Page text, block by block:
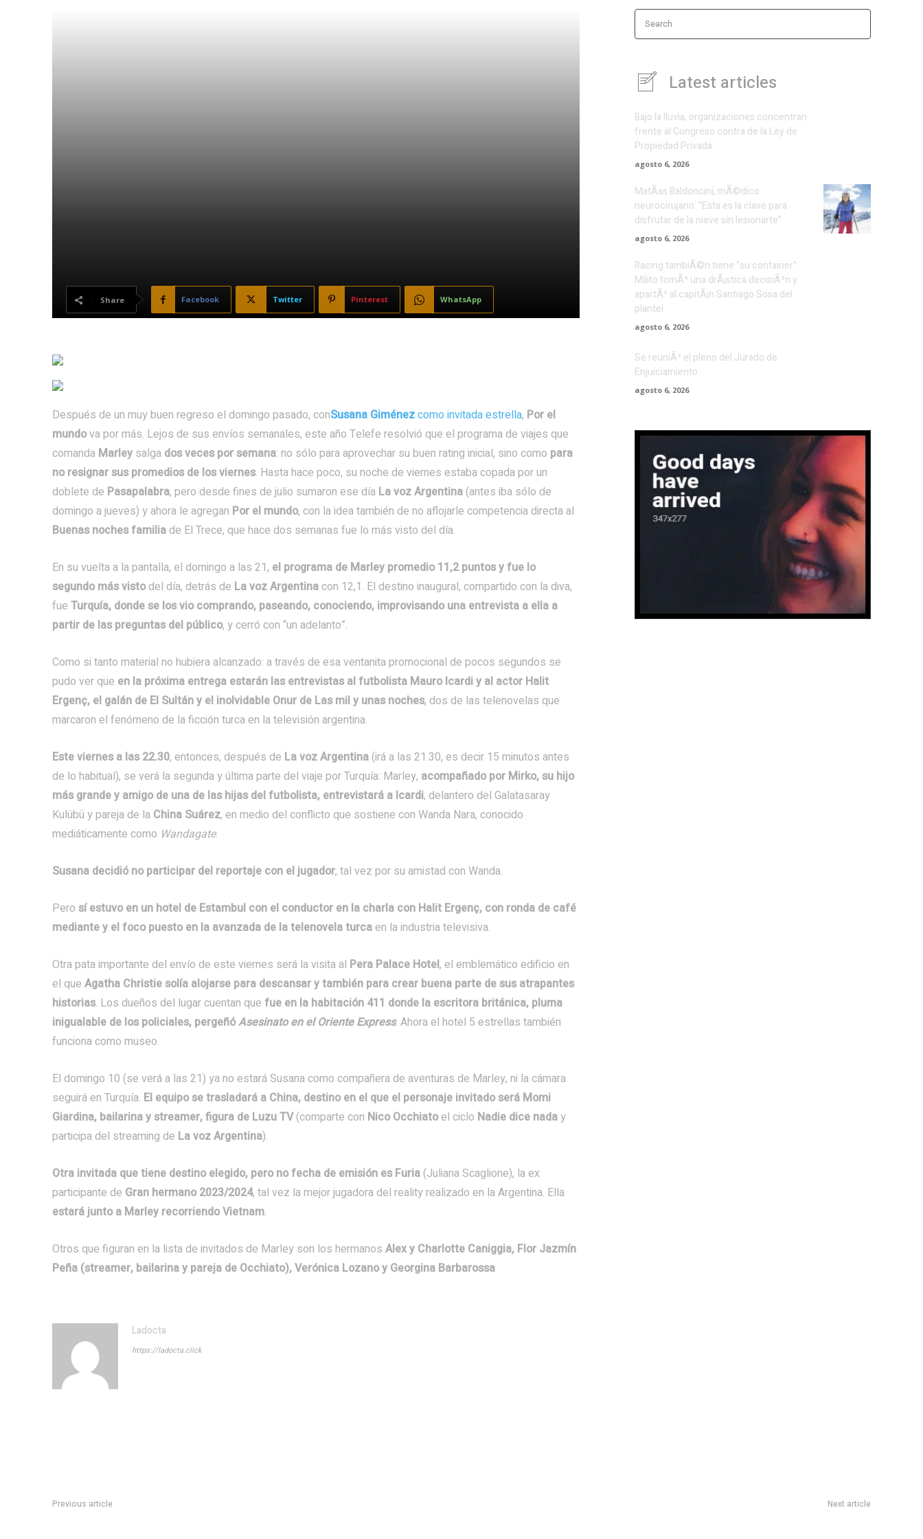
Share Facebook Twitter Pinterest WhatsApp
Después de un muy buen regreso el domingo pasado, conSusana Giménezcomo invitada estrella, Por el
mundova por más. Lejos de sus envíos semanales, este año Telefe resolvió que el programa de viajes que
comanda Marley salga dos veces por semana: no sólo para aprovechar su buen rating inicial, sino como para
no resignar sus promedios de los viernes. Hasta hace poco, su noche de viernes estaba copada por un
doblete de Pasapalabra, pero desde fines de julio sumaron ese día La voz Argentina(antes iba sólo de
domingo a jueves) y ahora le agregan Por el mundo, con la idea también de no aflojarle competencia directa al
Buenas noches familiade El Trece, que hace dos semanas fue lo más visto del día.
En su vuelta a la pantalla, el domingo a las 21, el programa de Marley promedio 11,2 puntos y fue lo
segundo más vistodel día, detrás de La voz Argentinacon 12,1. El destino inaugural, compartido con la diva,
fue Turquía, donde se los vio comprando, paseando, conociendo, improvisando una entrevista a ella a
partir de las preguntas del público, y cerró con “un adelanto”.
Como si tanto material no hubiera alcanzado: a través de esa ventanita promocional de pocos segundos se
pudo ver que en la próxima entrega estarán las entrevistas al futbolista Mauro Icardi y al actor Halit
Ergenç, el galán de El Sultán y el inolvidable Onur de Las mil y unas noches, dos de las telenovelas que
marcaron el fenómeno de la ficción turca en la televisión argentina.
Este viernes a las 22.30, entonces, después de La voz Argentina(irá a las 21.30, es decir 15 minutos antes
de lo habitual), se verá la segunda y última parte del viaje por Turquía: Marley, acompañado por Mirko, su hijo
más grande y amigo de una de las hijas del futbolista, entrevistará a Icardi, delantero del Galatasaray
Kulübü y pareja de la China Suárez, en medio del conflicto que sostiene con Wanda Nara, conocido
mediáticamente como Wandagate.
Susana decidió no participar del reportaje con el jugador, tal vez por su amistad con Wanda.
Pero sí estuvo en un hotel de Estambul con el conductor en la charla con Halit Ergenç, con ronda de café
mediante y el foco puesto en la avanzada de la telenovela turcaen la industria televisiva.
Otra pata importante del envío de este viernes será la visita al Pera Palace Hotel, el emblemático edificio en
el que Agatha Christie solía alojarse para descansar y también para crear buena parte de sus atrapantes
historias. Los dueños del lugar cuentan que fue en la habitación 411 donde la escritora británica, pluma
inigualable de los policiales, pergeñóAsesinato en el Oriente Express. Ahora el hotel 5 estrellas también
funciona como museo.
El domingo 10 (se verá a las 21) ya no estará Susana como compañera de aventuras de Marley, ni la cámara
seguirá en Turquía. El equipo se trasladará a China, destino en el que el personaje invitado será Momi
Giardina, bailarina y streamer, figura de Luzu TV(comparte con Nico Occhiatoel ciclo Nadie dice naday
participa del streaming de La voz Argentina).
Otra invitada que tiene destino elegido, pero no fecha de emisión es Furia(Juliana Scaglione), la ex
participante de Gran hermano 2023/2024, tal vez la mejor jugadora del reality realizado en la Argentina. Ella
estará junto a Marley recorriendo Vietnam.
Otros que figuran en la lista de invitados de Marley son los hermanos Alex y Charlotte Caniggia, Flor Jazmín
Peña (streamer, bailarina y pareja de Occhiato), Verónica Lozano y Georgina Barbarossa
Ladocta
https://ladocta.click
Search
Latest articles
Bajo la lluvia, organizaciones concentran
frente al Congreso contra de la Ley de
Propiedad Privada
agosto 6, 2026
MatÃ­as Baldoncini, mÃ©dico
neurocirujano: “Esta es la clave para
disfrutar de la nieve sin lesionarte”
agosto 6, 2026
Racing tambiÃ©n tiene “su container”:
Milito tomÃ³ una drÃ¡stica decisiÃ³n y
apartÃ³ al capitÃ¡n Santiago Sosa del
plantel
agosto 6, 2026
Se reuniÃ³ el pleno del Jurado de
Enjuiciamiento
agosto 6, 2026
Previous article Next article